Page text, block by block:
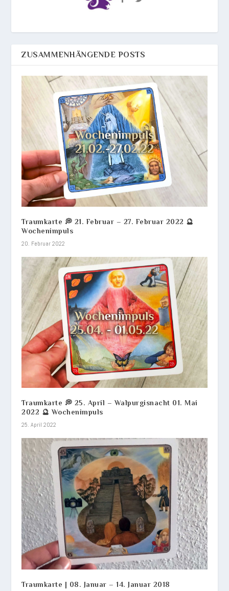
ZUSAMMENHÄNGENDE POSTS
Traumkarte 💭 21. Februar – 27. Februar 2022 🔮
Wochenimpuls
20. Februar 2022
Traumkarte 💭 25. April – Walpurgisnacht 01. Mai
2022 🔮 Wochenimpuls
25. April 2022
Traumkarte | 08. Januar – 14. Januar 2018